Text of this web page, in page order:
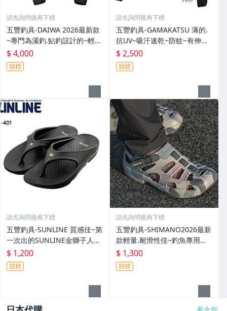
請先詢問後再下標
五豐釣具-DAIWA 2026最新款
~專門為溪釣.鮎釣設計的~輕
便.薄的短版防水雨衣DR-3926J
外套特價4000元
$ 4,000
競標
請先詢問後再下標
五豐釣具-GAMAKATSU 薄的.
抗UV~吸汗速乾~防蚊~有伸縮
彈性付帽防曬外套 GM-3547
特價2000元
$ 2,500
競標
請先詢問後再下標
五豐釣具-SUNLINE 質感佳~第
一次出的SUNLINE金獅子人字
夾腳拖鞋SUS-401特價1200元
$ 1,200
競標
請先詢問後再下標
五豐釣具-SHIMANO2026最新
款輕量.耐滑性佳~釣魚專用布
希涼鞋 FS-091I特價1300元
$ 1,300
競標